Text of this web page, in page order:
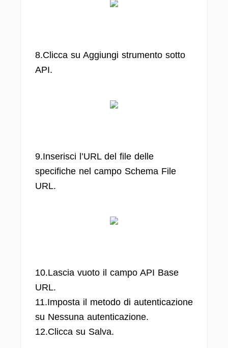
8.Clicca su Aggiungi strumento sotto
API.
9.Inserisci l’URL del file delle
specifiche nel campo Schema File
URL.
10.Lascia vuoto il campo API Base
URL.
11.Imposta il metodo di autenticazione
su Nessuna autenticazione.
12.Clicca su Salva.